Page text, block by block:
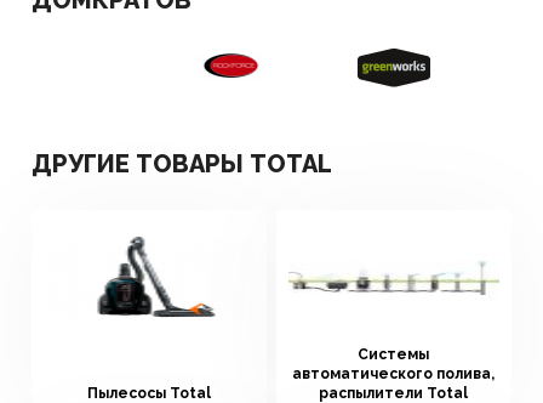
ДРУГИЕ ТОВАРЫ TOTAL
Пылесосы Total
Системы
автоматического полива,
распылители Total